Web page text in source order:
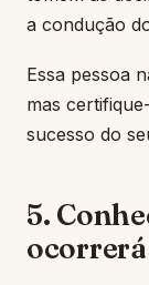
a condução
Essa pessoa
mas
sucesso do
5.